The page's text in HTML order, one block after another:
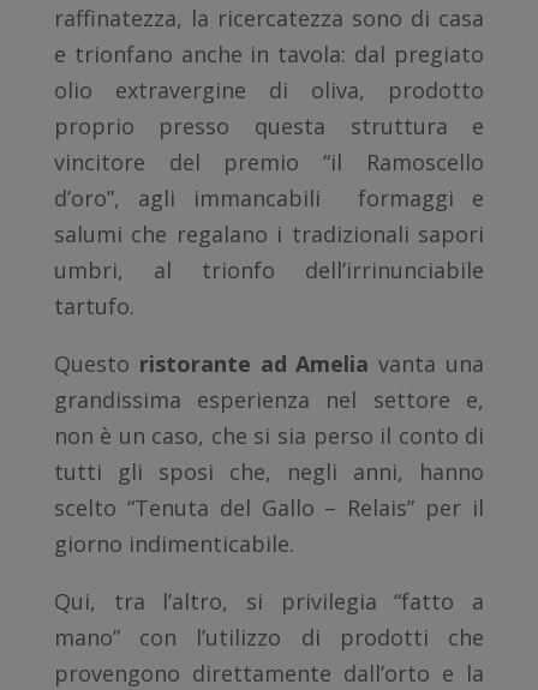
raffinatezza, la ricercatezza sono di casa
e trionfano anche in tavola: dal pregiato
olio extravergine di oliva, prodotto
proprio presso questa struttura e
vincitore del premio “il Ramoscello
d’oro”, agli immancabili formaggi e
salumi che regalano i tradizionali sapori
umbri, al trionfo dell’irrinunciabile
tartufo.
Questo ristorante ad Ameliavanta una
grandissima esperienza nel settore e,
non è un caso, che si sia perso il conto di
tutti gli sposi che, negli anni, hanno
scelto “Tenuta del Gallo – Relais” per il
giorno indimenticabile.
Qui, tra l’altro, si privilegia “fatto a
mano” con l’utilizzo di prodotti che
provengono direttamente dall’orto e la